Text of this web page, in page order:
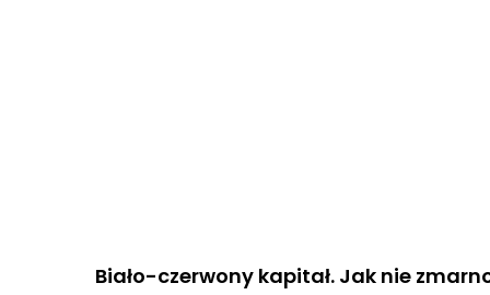
Biało-czerwony kapitał. Jak nie